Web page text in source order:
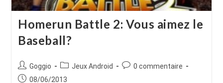
Homerun Battle 2: Vous aimez le
Baseball?
Auteur/autrice
de
Goggio
Post
category:
Jeux Android
Commentaires
0 commentaire
Publication
08/06/2013